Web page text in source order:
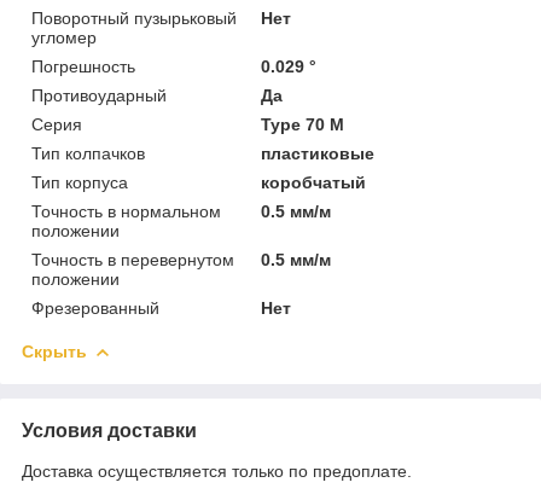
Поворотный пузырьковый
угломер
Нет
Погрешность
0.029 °
Противоударный
Да
Серия
Type 70 M
Тип колпачков
пластиковые
Тип корпуса
коробчатый
Точность в нормальном
положении
0.5 мм/м
Точность в перевернутом
положении
0.5 мм/м
Фрезерованный Нет
Скрыть
Условия доставки
Доставка осуществляется только по предоплате.